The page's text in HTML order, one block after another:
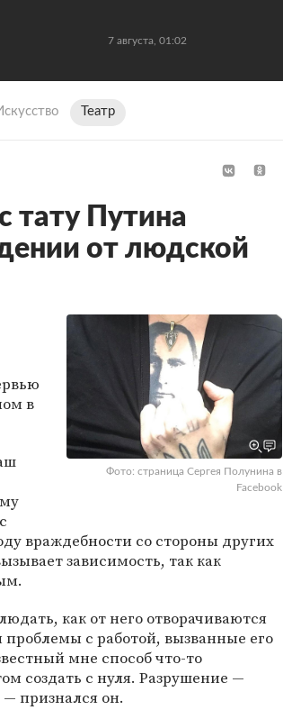
7 августа, 01:02
Театр
тату Путина
от людской
Фото: страница Сергея Полунина в
Facebook
в
враждебности со стороны других
зависимость, так как
как от него отворачиваются
с работой, вызванные его
мне способ что-то
создать с нуля. Разрушение —
признался он.